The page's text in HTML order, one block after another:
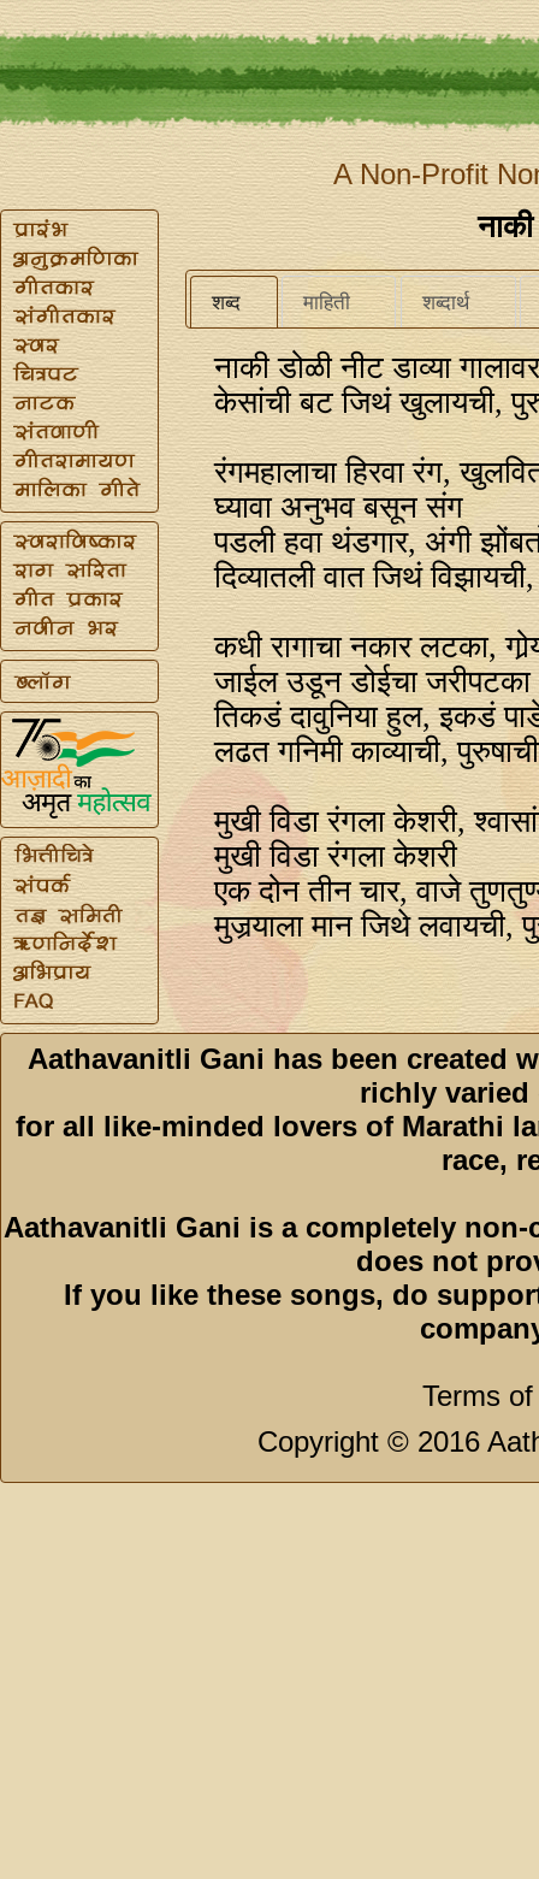
A Non-Profit
शब्द माहिती शब्दार्थ
नाकी डोळी नीट डाव्या
केसांची बट जिथं खुलायची,
रंगमहालाचा हिरवा रंग,
घ्यावा अनुभव बसून संग
पडली हवा थंडगार, अंगी
दिव्यातली वात जिथं
कधी रागाचा नकार लटका,
जाईल उडून डोईचा जरीपटका
तिकडं दावुनिया हुल, इकडं
लढत गनिमी काव्याची,
मुखी विडा रंगला केशरी,
मुखी विडा रंगला केशरी
एक दोन तीन चार, वाजे
मुजर्‍याला मान जिथे लवायची,
Aathavanitli Gani has been created
richly varied
for all like-minded lovers of Marathi
race,
Aathavanitli Gani is a completely
does not
If you like these songs, do
Terms
Copyright © 2016